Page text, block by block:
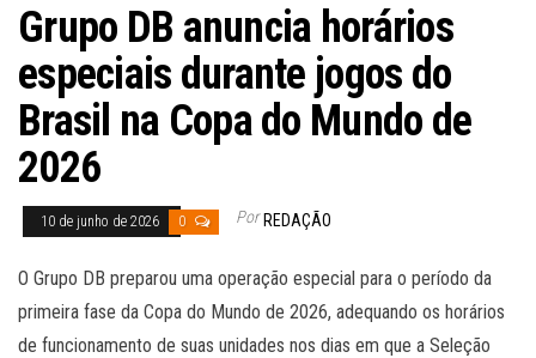
Grupo DB anuncia horários
especiais durante jogos do
Brasil na Copa do Mundo de
2026
10 de junho de 2026 0 Por REDAÇÃO
O Grupo DB preparou uma operação especial para o período da
primeira fase da Copa do Mundo de 2026, adequando os horários
de funcionamento de suas unidades nos dias em que a Seleção